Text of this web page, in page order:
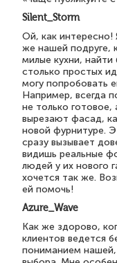
Silent_Storm
Ой, как интересно!
же нашей подруге,
милые кухни, найти
столько простых
могу попробовать
Например, всегда
не только
вырезают фасад,
новой фурнитуре.
сразу вызывает
видишь реальные
людей у их нового
хочется так же.
ей помочь!
Azure_Wave
Как же здорово,
клиентов ведется
пониманием нашей,